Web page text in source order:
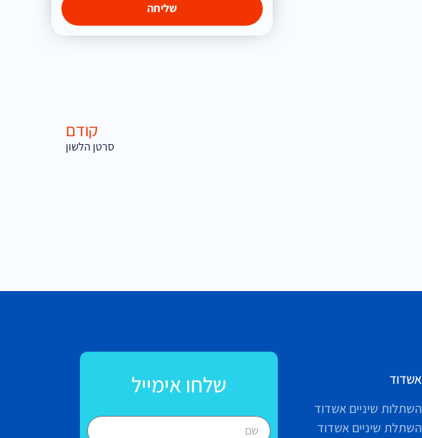
שליחה
קודם
סרטן הלשון
אשדוד
השתלות שיניים אשדוד
השתלת שיניים אשדוד
שלחו אימייל